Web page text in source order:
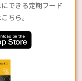
できる定期フード
こちら。